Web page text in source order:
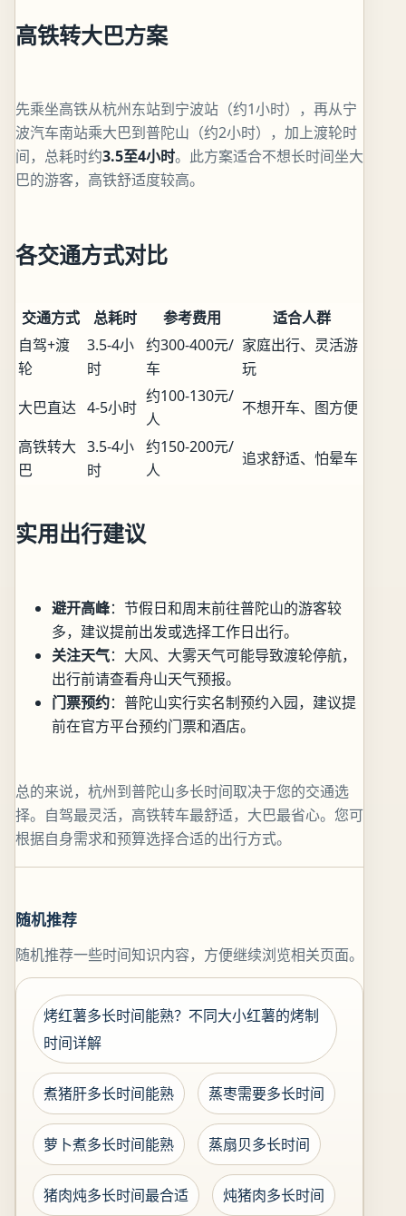
高铁转大巴方案
先乘坐高铁从杭州东站到宁波站（约1小时），再从宁
波汽车南站乘大巴到普陀山（约2小时），加上渡轮时
间，总耗时约3.5至4小时。此方案适合不想长时间坐大
巴的游客，高铁舒适度较高。
各交通方式对比
交通方式 总耗时 参考费用
适合人群
自驾+渡
轮
3.5-4小
时
约300-400元/
车
家庭出行、灵活游
玩
大巴直达 4-5小时
约100-130元/
人
不想开车、图方便
高铁转大
巴
3.5-4小
时
约150-200元/
人
追求舒适、怕晕车
实用出行建议
避开高峰：节假日和周末前往普陀山的游客较
多，建议提前出发或选择工作日出行。
关注天气：大风、大雾天气可能导致渡轮停航，
出行前请查看舟山天气预报。
门票预约：普陀山实行实名制预约入园，建议提
前在官方平台预约门票和酒店。
总的来说，杭州到普陀山多长时间取决于您的交通选
择。自驾最灵活，高铁转车最舒适，大巴最省心。您可
根据自身需求和预算选择合适的出行方式。
随机推荐
随机推荐一些时间知识内容，方便继续浏览相关页面。
烤红薯多长时间能熟？不同大小红薯的烤制
时间详解
煮猪肝多长时间能熟 蒸枣需要多长时间
萝卜煮多长时间能熟 蒸扇贝多长时间
猪肉炖多长时间最合适 炖猪肉多长时间